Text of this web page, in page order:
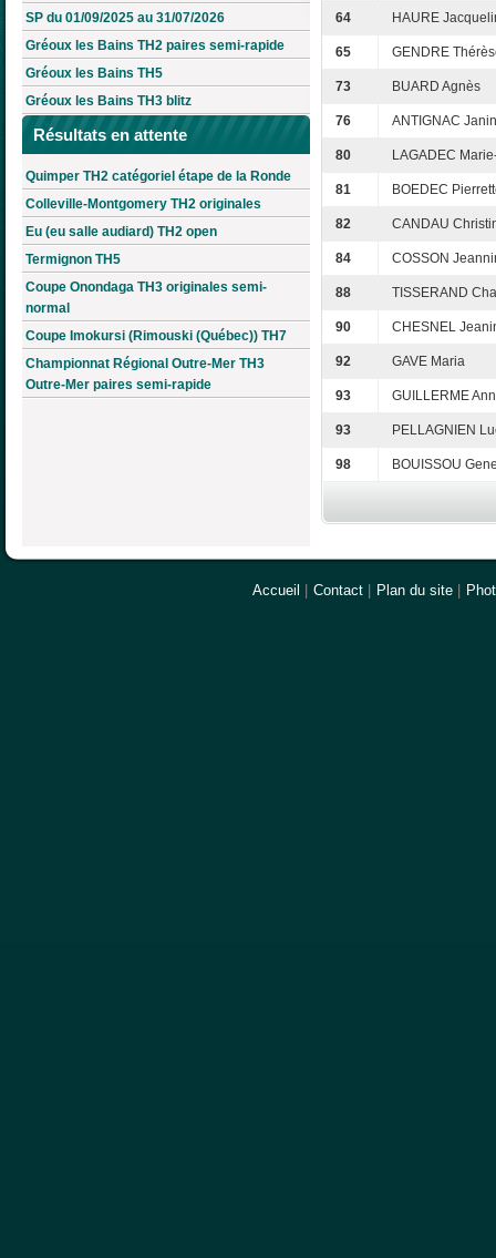
SP du 01/09/2025 au 31/07/2026
Gréoux les Bains TH2 paires semi-rapide
Gréoux les Bains TH5
Gréoux les Bains TH3 blitz
Résultats en attente
Quimper TH2 catégoriel étape de la Ronde
Colleville-Montgomery TH2 originales
Eu (eu salle audiard) TH2 open
Termignon TH5
Coupe Onondaga TH3 originales semi-
normal
Coupe Imokursi (Rimouski (Québec)) TH7
Championnat Régional Outre-Mer TH3
Outre-Mer paires semi-rapide
64 HAURE
65 GENDRE
73 BUARD Agnès
76 ANTIGNAC
80 LAGADEC
81 BOEDEC
82 CANDAU
84 COSSON
88 TISSERAND
90 CHESNEL
92 GAVE Maria
93 GUILLERME
93 PELLAGNIEN
98 BOUISSOU
Accueil Contact Plan du site